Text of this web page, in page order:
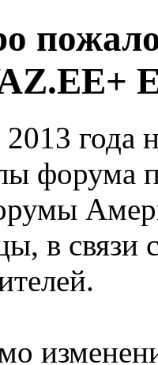
года
форума
в связи